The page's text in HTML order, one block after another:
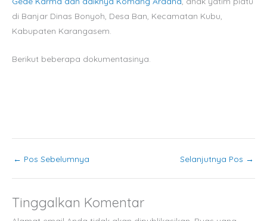
di Banjar Dinas Bonyoh, Desa Ban, Kecamatan Kubu,
Kabupaten Karangasem.
Berikut beberapa dokumentasinya.
← Pos Sebelumnya Selanjutnya Pos →
Tinggalkan Komentar